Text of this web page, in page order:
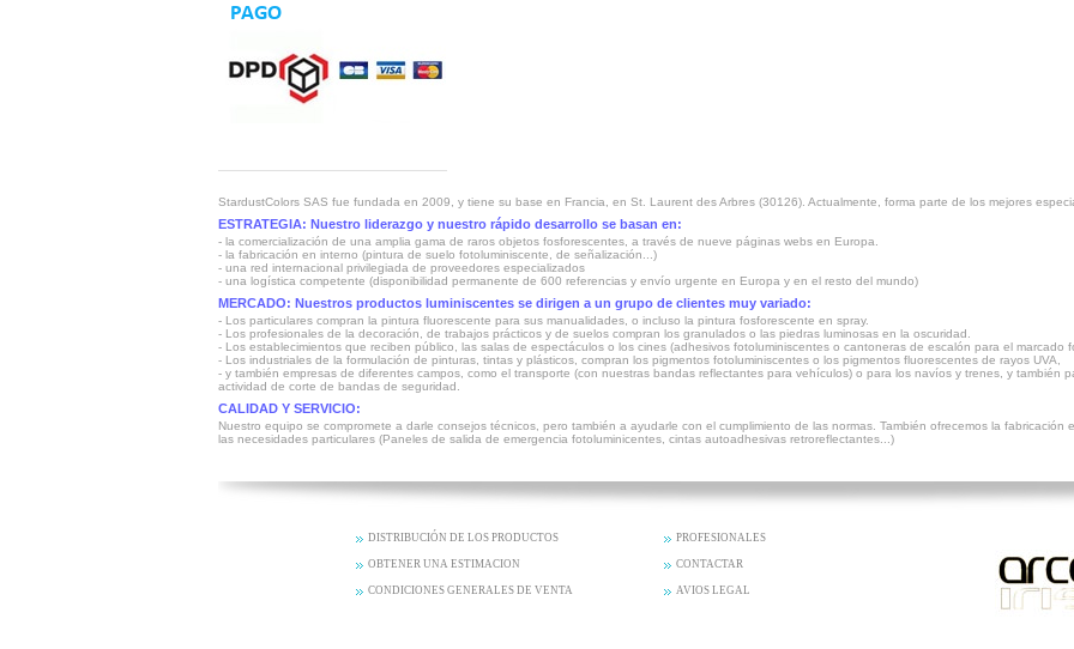
PAGO
StardustColors SAS fue fundada en 2009, y tiene su base en Francia, en St. Laurent des Arbres (30126). Actualmente, forma parte de los mejores
ESTRATEGIA: Nuestro liderazgo y nuestro rápido desarrollo se basan en:
- la comercialización de una amplia gama de raros objetos fosforescentes, a través de nueve páginas webs en Europa.
- la fabricación en interno (pintura de suelo fotoluminiscente, de señalización...)
- una red internacional privilegiada de proveedores especializados
- una logística competente (disponibilidad permanente de 600 referencias y envío urgente en Europa y en el resto del mundo)
MERCADO: Nuestros productos luminiscentes se dirigen a un grupo de clientes muy variado:
- Los particulares compran la pintura fluorescente para sus manualidades, o incluso la pintura fosforescente en spray.
- Los profesionales de la decoración, de trabajos prácticos y de suelos compran los granulados o las piedras luminosas en la oscuridad.
- Los establecimientos que reciben público, las salas de espectáculos o los cines (adhesivos fotoluminiscentes o cantoneras de escalón para el marcado
- Los industriales de la formulación de pinturas, tintas y plásticos, compran los pigmentos fotoluminiscentes o los pigmentos fluorescentes de rayos UVA,
- y también empresas de diferentes campos, como el transporte (con nuestras bandas reflectantes para vehículos) o para los navíos y trenes, y también
actividad de corte de bandas de seguridad.
CALIDAD Y SERVICIO:
Nuestro equipo se compromete a darle consejos técnicos, pero también a ayudarle con el cumplimiento de las normas. También ofrecemos la
las necesidades particulares (Paneles de salida de emergencia fotoluminicentes, cintas autoadhesivas retroreflectantes...)
DISTRIBUCIÓN DE LOS PRODUCTOS PROFESIONALES
OBTENER UNA ESTIMACION CONTACTAR
CONDICIONES GENERALES DE VENTA AVIOS LEGAL